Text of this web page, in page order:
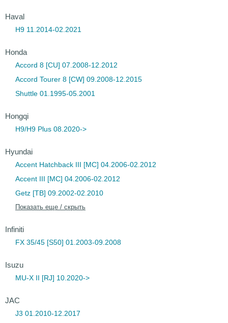
Haval
H9 11.2014-02.2021
Honda
Accord 8 [CU] 07.2008-12.2012
Accord Tourer 8 [CW] 09.2008-12.2015
Shuttle 01.1995-05.2001
Hongqi
H9/H9 Plus 08.2020->
Hyundai
Accent Hatchback III [MC] 04.2006-02.2012
Accent III [MC] 04.2006-02.2012
Getz [TB] 09.2002-02.2010
Показать еще / скрыть
Infiniti
FX 35/45 [S50] 01.2003-09.2008
Isuzu
MU-X II [RJ] 10.2020->
JAC
J3 01.2010-12.2017